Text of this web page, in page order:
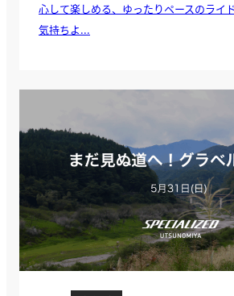
心して楽しめる、ゆったりペースのライ
気持ちよ...